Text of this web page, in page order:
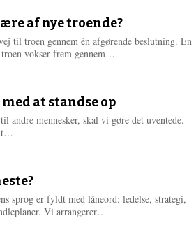
e
r
e
af nye troende?
til troen gennem én afgørende beslutning. En
vokser frem gennem…
e
r
e
at standse op
andre mennesker, skal vi gøre det uventede.
e
r
e
sprog er fyldt med låneord: ledelse, strategi,
Vi arrangerer…